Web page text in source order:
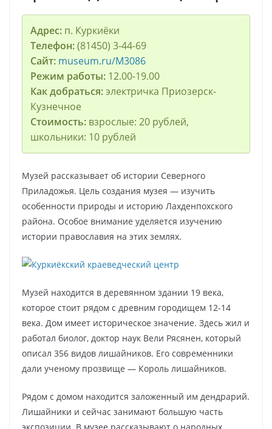
Адрес: п. Куркиёки
Телефон:(81450) 3-44-69
Сайт: museum.ru/M3086
Режим работы: 12.00-19.00
Как добраться:электричка Приозерск-
Кузнечное
Стоимость:взрослые: 20 рублей,
школьники: 10 рублей
Музей рассказывает об истории Северного
Приладожья. Цель создания музея — изучить
особенности природы и историю Лахденпохского
района. Особое внимание уделяется изучению
истории православия на этих землях.
Музей находится в деревянном здании 19 века,
которое стоит рядом с древним городищем 12-14
века. Дом имеет историческое значение. Здесь жил и
работал биолог, доктор наук Вели Рясянен, который
описал 356 видов лишайников. Его современники
дали ученому прозвище — Король лишайников.
Рядом с домом находится заложенный им дендрарий.
Лишайники и сейчас занимают большую часть
экспозиции. В музее рассказывают о народных